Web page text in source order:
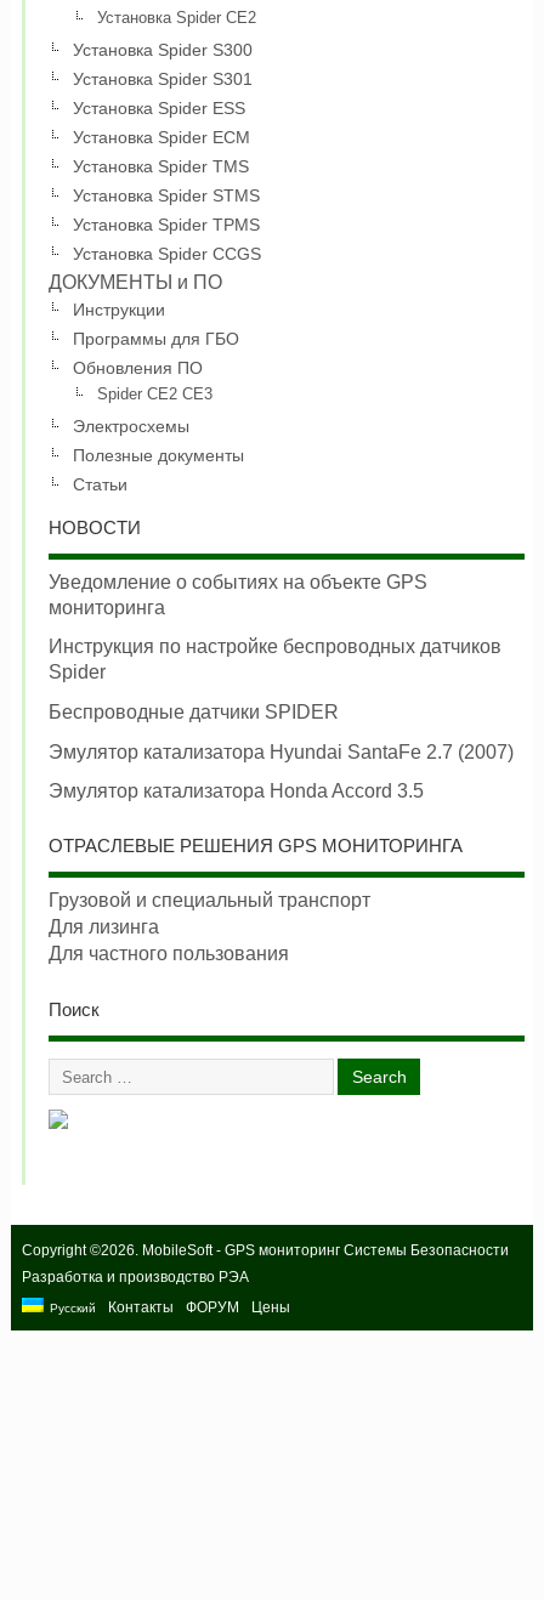
Установка Spider CE2
Установка Spider S300
Установка Spider S301
Установка Spider ESS
Установка Spider ECM
Установка Spider TMS
Установка Spider STMS
Установка Spider TPMS
Установка Spider CCGS
ДОКУМЕНТЫ и ПО
Инструкции
Программы для ГБО
Обновления ПО
Spider CE2 CE3
Электросхемы
Полезные документы
Статьи
НОВОСТИ
Уведомление о событиях на объекте GPS
мониторинга
Инструкция по настройке беспроводных датчиков
Spider
Беспроводные датчики SPIDER
Эмулятор катализатора Hyundai SantaFe 2.7 (2007)
Эмулятор катализатора Honda Accord 3.5
ОТРАСЛЕВЫЕ РЕШЕНИЯ GPS МОНИТОРИНГА
Грузовой и специальный транспорт
Для лизинга
Для частного пользования
Поиск
Copyright ©2026. MobileSoft - GPS мониторинг Системы Безопасности
Разработка и производство РЭА
Русский Контакты ФОРУМ Цены